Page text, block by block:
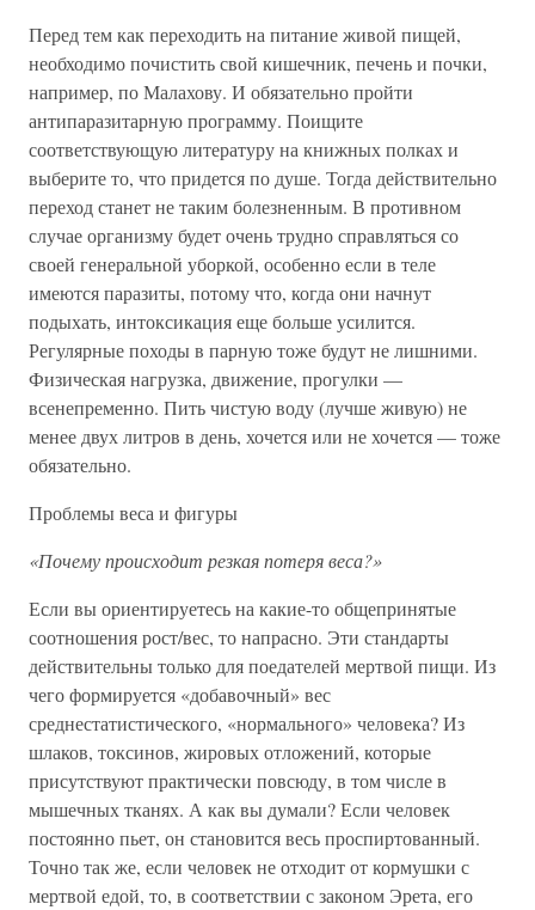
Перед тем как переходить на питание живой пищей,
необходимо почистить свой кишечник, печень и почки,
например, по Малахову. И обязательно пройти
антипаразитарную программу. Поищите
соответствующую литературу на книжных полках и
выберите то, что придется по душе. Тогда действительно
переход станет не таким болезненным. В противном
случае организму будет очень трудно справляться со
своей генеральной уборкой, особенно если в теле
имеются паразиты, потому что, когда они начнут
подыхать, интоксикация еще больше усилится.
Регулярные походы в парную тоже будут не лишними.
Физическая нагрузка, движение, прогулки —
всенепременно. Пить чистую воду (лучше живую) не
менее двух литров в день, хочется или не хочется — тоже
обязательно.
Проблемы веса и фигуры
«Почему происходит резкая потеря веса?»
Если вы ориентируетесь на какие-то общепринятые
соотношения рост/вес, то напрасно. Эти стандарты
действительны только для поедателей мертвой пищи. Из
чего формируется «добавочный» вес
среднестатистического, «нормального» человека? Из
шлаков, токсинов, жировых отложений, которые
присутствуют практически повсюду, в том числе в
мышечных тканях. А как вы думали? Если человек
постоянно пьет, он становится весь проспиртованный.
Точно так же, если человек не отходит от кормушки с
мертвой едой, то, в соответствии с законом Эрета, его